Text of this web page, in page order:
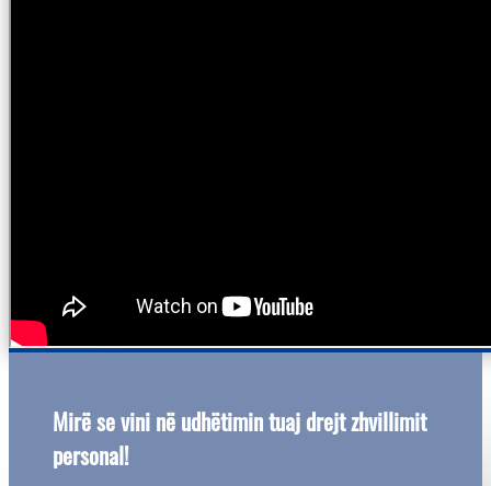
Mirë se vini në udhëtimin tuaj drejt zhvillimit
personal!